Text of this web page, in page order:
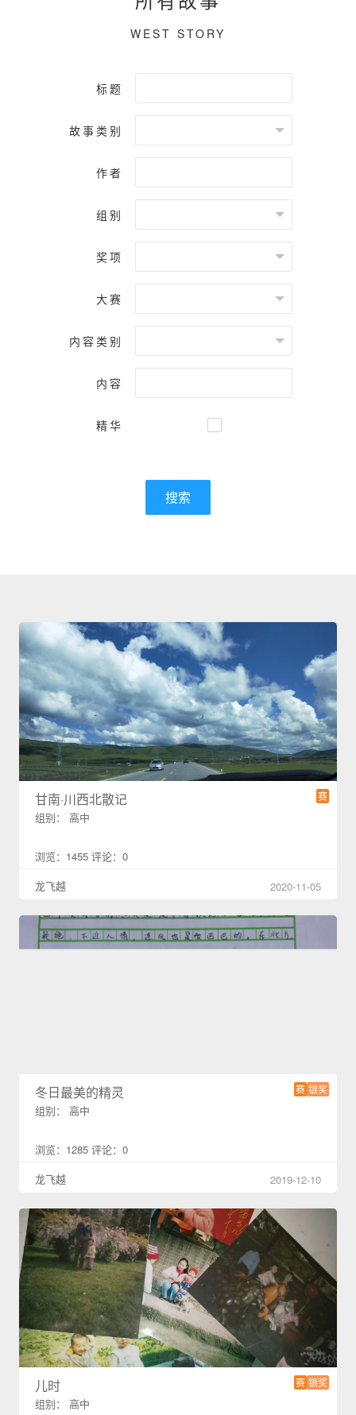
WEST STORY
标题
故事类别
作者
组别
奖项
大赛
内容类别
内容
精华
搜索
赛
甘南·川西北散记
组别： 高中
浏览：1455 评论：0
龙飞越
2020-11-05
银奖
赛
冬日最美的精灵
组别： 高中
浏览：1285 评论：0
龙飞越
2019-12-10
银奖
赛
儿时
组别： 高中